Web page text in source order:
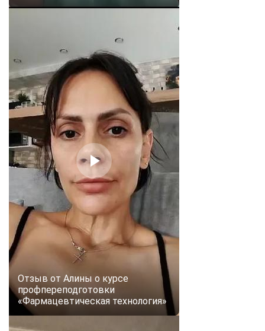
Отзыв от Алины о курсе
профпереподготовки
«Фармацевтическая технология»